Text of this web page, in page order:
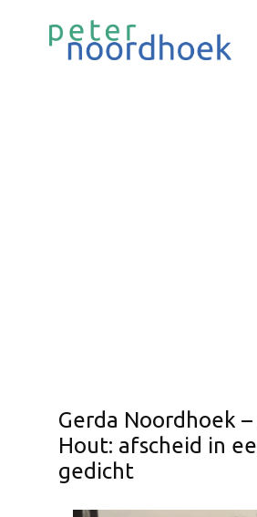
Gerda Noordhoek
Hout: afscheid in
gedicht